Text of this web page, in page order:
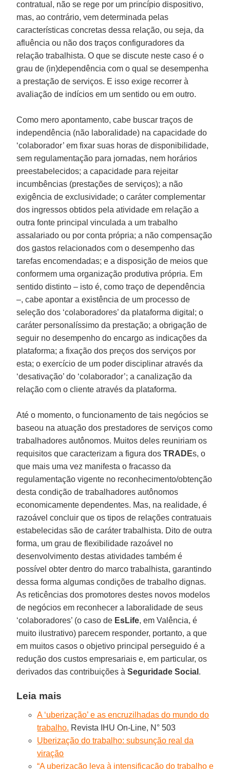
contratual, não se rege por um princípio dispositivo,
mas, ao contrário, vem determinada pelas
características concretas dessa relação, ou seja, da
afluência ou não dos traços configuradores da
relação trabalhista. O que se discute neste caso é o
grau de (in)dependência com o qual se desempenha
a prestação de serviços. E isso exige recorrer à
avaliação de indícios em um sentido ou em outro.
Como mero apontamento, cabe buscar traços de
independência (não laboralidade) na capacidade do
‘colaborador’ em fixar suas horas de disponibilidade,
sem regulamentação para jornadas, nem horários
preestabelecidos; a capacidade para rejeitar
incumbências (prestações de serviços); a não
exigência de exclusividade; o caráter complementar
dos ingressos obtidos pela atividade em relação a
outra fonte principal vinculada a um trabalho
assalariado ou por conta própria; a não compensação
dos gastos relacionados com o desempenho das
tarefas encomendadas; e a disposição de meios que
conformem uma organização produtiva própria. Em
sentido distinto – isto é, como traço de dependência
–, cabe apontar a existência de um processo de
seleção dos ‘colaboradores’ da plataforma digital; o
caráter personalíssimo da prestação; a obrigação de
seguir no desempenho do encargo as indicações da
plataforma; a fixação dos preços dos serviços por
esta; o exercício de um poder disciplinar através da
‘desativação’ do ‘colaborador’; a canalização da
relação com o cliente através da plataforma.
Até o momento, o funcionamento de tais negócios se
baseou na atuação dos prestadores de serviços como
trabalhadores autônomos. Muitos deles reuniriam os
requisitos que caracterizam a figura dosTRADEs, o
que mais uma vez manifesta o fracasso da
regulamentação vigente no reconhecimento/obtenção
desta condição de trabalhadores autônomos
economicamente dependentes. Mas, na realidade, é
razoável concluir que os tipos de relações contratuais
estabelecidas são de caráter trabalhista. Dito de outra
forma, um grau de flexibilidade razoável no
desenvolvimento destas atividades também é
possível obter dentro do marco trabalhista, garantindo
dessa forma algumas condições de trabalho dignas.
As reticências dos promotores destes novos modelos
de negócios em reconhecer a laboralidade de seus
‘colaboradores’ (o caso de EsLife, em Valência, é
muito ilustrativo) parecem responder, portanto, a que
em muitos casos o objetivo principal perseguido é a
redução dos custos empresariais e, em particular, os
derivados das contribuições àSeguridade Social .
Leia mais
A ‘uberização’ e as encruzilhadas do mundo do
trabalho. Revista IHU On-Line, N° 503
Uberização do trabalho: subsunção real da
viração
“A uberização leva à intensificação do trabalho e